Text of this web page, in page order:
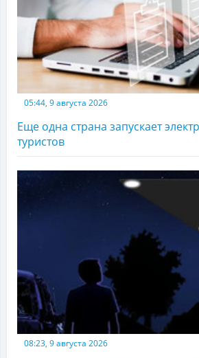
05:44, 9 августа 2026
Еще одна страна запускает
туристов
08:23, 9 августа 2026